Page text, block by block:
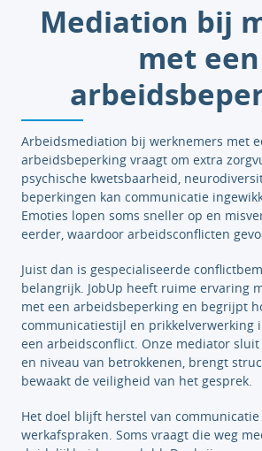
Mediation bij
met een
Arbeidsmediation bij werknemers met
arbeidsbeperking vraagt om extra
psychische kwetsbaarheid,
beperkingen kan communicatie
Emoties lopen soms sneller op en
eerder, waardoor arbeidsconflicten
Juist dan is gespecialiseerde
belangrijk. JobUp heeft ruime ervaring
met een arbeidsbeperking en begrijpt
communicatiestijl en prikkelverwerking
een arbeidsconflict. Onze mediator
en niveau van betrokkenen, brengt
bewaakt de veiligheid van het gesprek.
Het doel blijft herstel van
werkafspraken. Soms vraagt die weg